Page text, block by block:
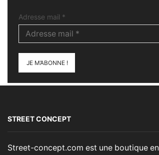
Adresse mail *
STREET CONCEPT
Street-concept.com est une boutique en